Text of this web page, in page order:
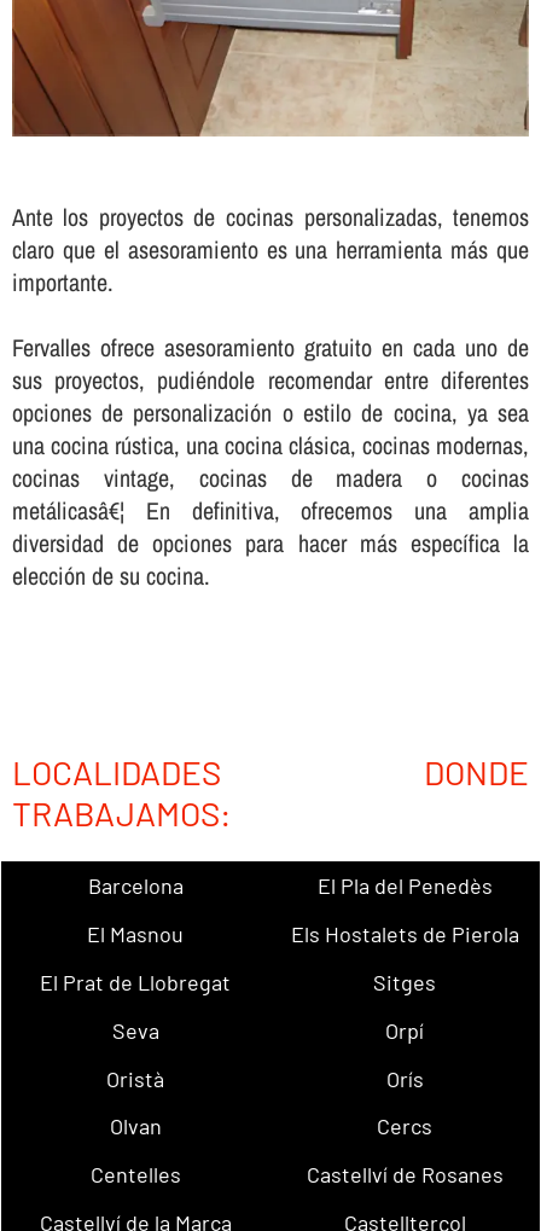
Ante los proyectos de cocinas personalizadas, tenemos
claro que el asesoramiento es una herramienta más que
importante.
Fervalles ofrece asesoramiento gratuito en cada uno de
sus proyectos, pudiéndole recomendar entre diferentes
opciones de personalización o estilo de cocina, ya sea
una cocina rústica, una cocina clásica, cocinas modernas,
cocinas vintage, cocinas de madera o cocinas
metálicasâ€¦ En definitiva, ofrecemos una amplia
diversidad de opciones para hacer más especí­fica la
elección de su cocina.
LOCALIDADES DONDE
TRABAJAMOS:
Barcelona
El Pla del Penedès
El Masnou
Els Hostalets de Pierola
El Prat de Llobregat
Sitges
Seva
Orpí
Oristà
Orís
Olvan
Cercs
Centelles
Castellví de Rosanes
Castellví de la Marca
Castellterçol